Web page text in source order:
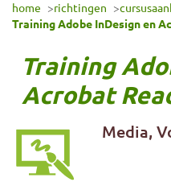
home richtingen
Training Adobe InDesign en
Training
Acrobat
Media,